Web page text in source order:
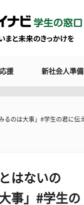
援 新社会人準備
るのは大事」#学生の君に伝
はないの
事」#学生の